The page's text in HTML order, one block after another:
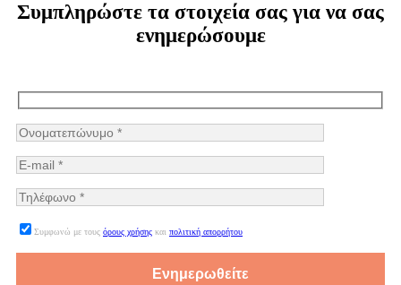
Συμπληρώστε τα στοιχεία σας για να σας
ενημερώσουμε
Συμφωνώ με τους όρους χρήσης και πολιτική απορρήτου